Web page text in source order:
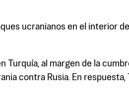
ucranianos en el interior
al margen de la
contra Rusia. En